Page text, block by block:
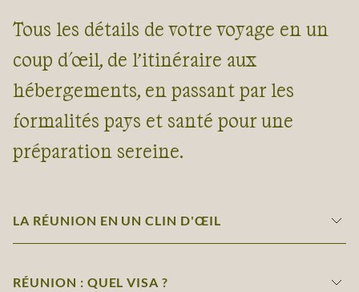
Tous les détails de votre voyage en un
coup d'œil, de l’itinéraire aux
hébergements, en passant par les
formalités pays et santé pour une
préparation sereine.
LA RÉUNION EN UN CLIN D'ŒIL
RÉUNION : QUEL VISA ?